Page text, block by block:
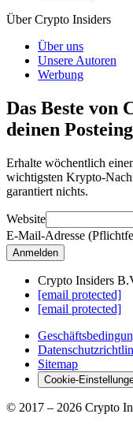
Über Crypto Insiders
Über uns
Unsere Autoren
Werbung
Das Beste von
deinen
Erhalte wöchentlich
wichtigsten Krypto-
garantiert nichts.
Website
E-Mail-Adresse
Anmelden
Crypto Insiders
[email protected]
[email protected]
Sitemap
Cookie-
© 2017 – 2026 Crypto